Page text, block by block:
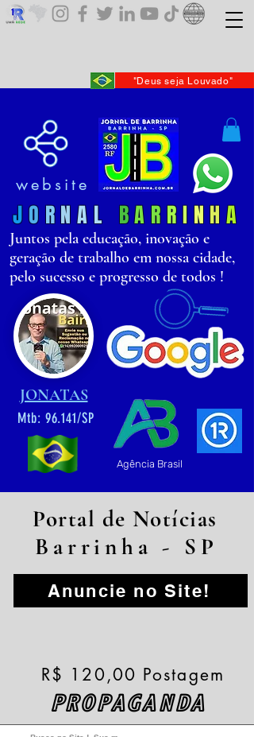
"Deus seja Louvado"
website
JO RNAL BARRI NHA
Juntos pela educação, inovação e
geração de trabalho em nossa cidade,
pelo sucesso e progresso de todos !
JONATAS
Mtb: 96.141/SP
Agência Brasil
Anuncie no Site!
PROPAGANDA
R$ 120,00 Postagem
Barrinha - SP
Portal de Notícias